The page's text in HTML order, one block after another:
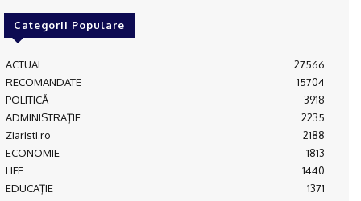
Categorii Populare
ACTUAL
27566
RECOMANDATE
15704
POLITICĂ
3918
ADMINISTRAŢIE
2235
Ziaristi.ro
2188
ECONOMIE
1813
LIFE
1440
EDUCAŢIE
1371